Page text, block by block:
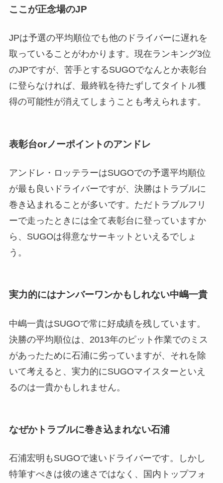
ここが正念場のJP
JPは予選の平均順位でも他のドライバーに遅れを
取っていることがわかります。現在ランキング3位
のJPですが、苦手とするSUGOでなんとか表彰台
に登らなければ、最終戦を待たずしてタイトル獲
得の可能性が消えてしまうことも考えられます。
表彰台orノーポイントのアンドレ
アンドレ・ロッテラーはSUGOでの予選平均順位
が最も良いドライバーですが、決勝はトラブルに
巻き込まれることが多いです。ただトラブルフリ
ーで走ったときには全て表彰台に登っていますか
ら、SUGOは得意なサーキットといえるでしょ
う。
実力的にはナンバーワンかもしれない中嶋一貴
中嶋一貴はSUGOで常に好成績を残しています。
決勝の平均順位は、2013年のピット作業でのミス
があったために石浦に劣っていますが、それを除
いて考えると、実力的にSUGOマイスターといえ
るのは一貴かもしれません。
なぜかトラブルに巻き込まれない石浦
石浦宏明もSUGOで速いドライバーです。しかし
特筆すべきは彼の速さではなく、国内トップフォ